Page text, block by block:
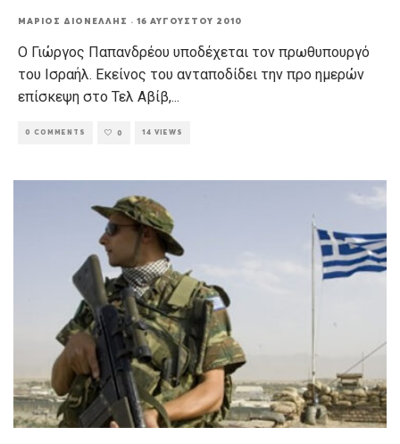
ΜΆΡΙΟΣ ΔΙΟΝΈΛΛΗΣ · 16 ΑΥΓΟΎΣΤΟΥ 2010
Ο Γιώργος Παπανδρέου υποδέχεται τον πρωθυπουργό
του Ισραήλ. Εκείνος του ανταποδίδει την προ ημερών
επίσκεψη στο Τελ Αβίβ,...
0 COMMENTS 0 14 VIEWS